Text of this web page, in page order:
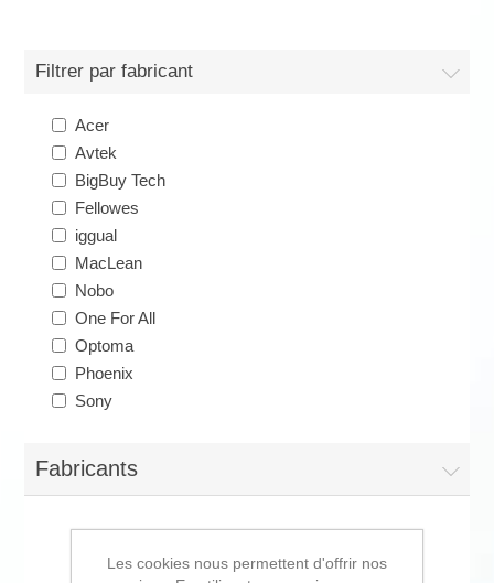
Filtrer par fabricant
Acer
Avtek
BigBuy Tech
Fellowes
iggual
MacLean
Nobo
One For All
Optoma
Phoenix
Sony
Fabricants
Les cookies nous permettent d'offrir nos